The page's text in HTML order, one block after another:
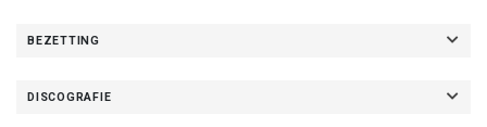
BEZETTING
DISCOGRAFIE